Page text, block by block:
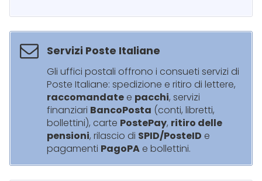
Servizi Poste Italiane
Gli uffici postali offrono i consueti servizi di
Poste Italiane: spedizione e ritiro di lettere,
raccomandate e pacchi, servizi
finanziari BancoPosta (conti, libretti,
bollettini), carte PostePay, ritiro delle
pensioni, rilascio di SPID/PosteID e
pagamenti PagoPA e bollettini.